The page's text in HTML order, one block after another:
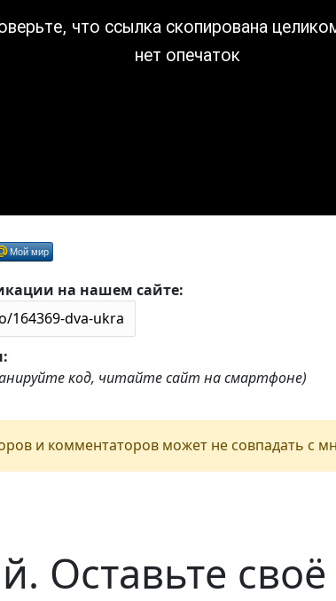
Мой мир
на нашем сайте:
код, читайте сайт на смартфоне)
и комментаторов может не совпадать с
Оставьте своё